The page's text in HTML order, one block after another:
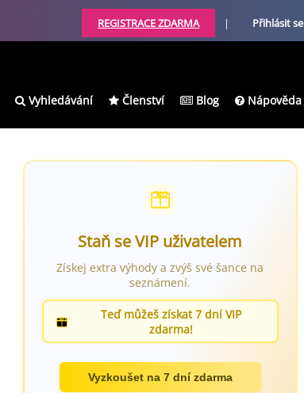
REGISTRACE ZDARMA | Přihlásit se
Vyhledávání Členství Blog Nápověda
Staň se VIP uživatelem
Získej extra výhody a zvýš své šance na
seznámení.
Teď můžeš získat 7 dní VIP
zdarma!
Vyzkoušet na 7 dní zdarma